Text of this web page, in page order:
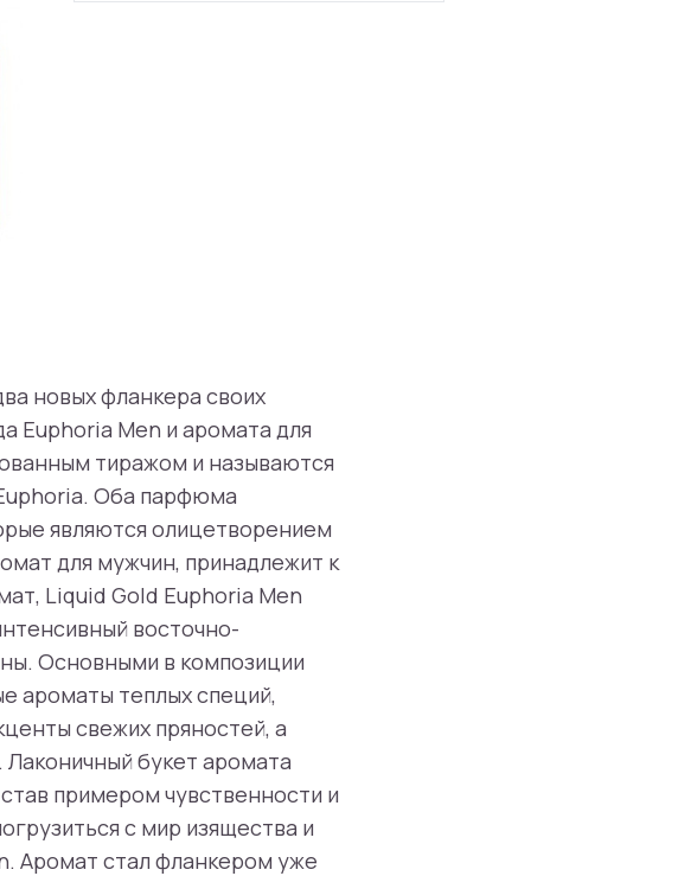
новых фланкера своих
Euphoria Men и аромата для
тиражом и называются
Оба парфюма
являются олицетворением
для мужчин, принадлежит к
Liquid Gold Euphoria Men
восточно-
Основными в композиции
ароматы теплых специй,
свежих пряностей, а
букет аромата
примером чувственности и
с мир изящества и
Аромат стал фланкером уже